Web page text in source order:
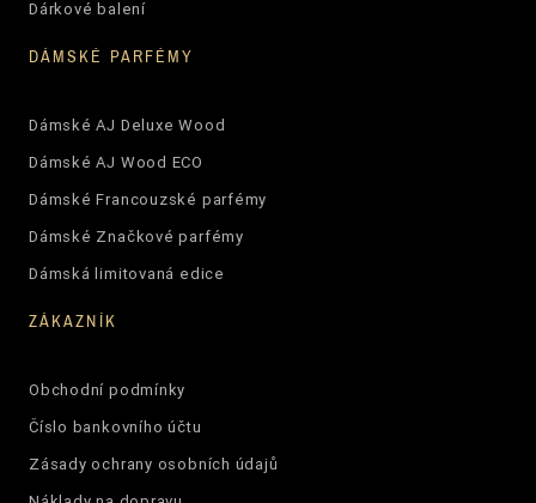
Dárkové balení
DÁMSKÉ PARFÉMY
Dámské AJ Deluxe Wood
Dámské AJ Wood ECO
Dámské Francouzské parfémy
Dámské Značkové parfémy
Dámská limitovaná edice
ZÁKAZNÍK
Obchodní podmínky
Číslo bankovního účtu
Zásady ochrany osobních údajů